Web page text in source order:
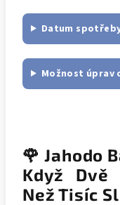
Datum
Možnost úprav
🌹 Jahodo
Když Dvě
Než Tisíc